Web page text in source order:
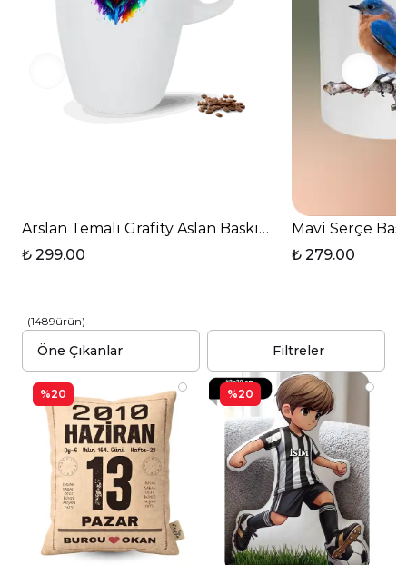
Arslan Temalı Grafity Aslan Baskılı Porselen Latte
₺ 299.00
Mavi Serçe
₺ 279.00
(1489ürün)
Filtreler
%20 %20